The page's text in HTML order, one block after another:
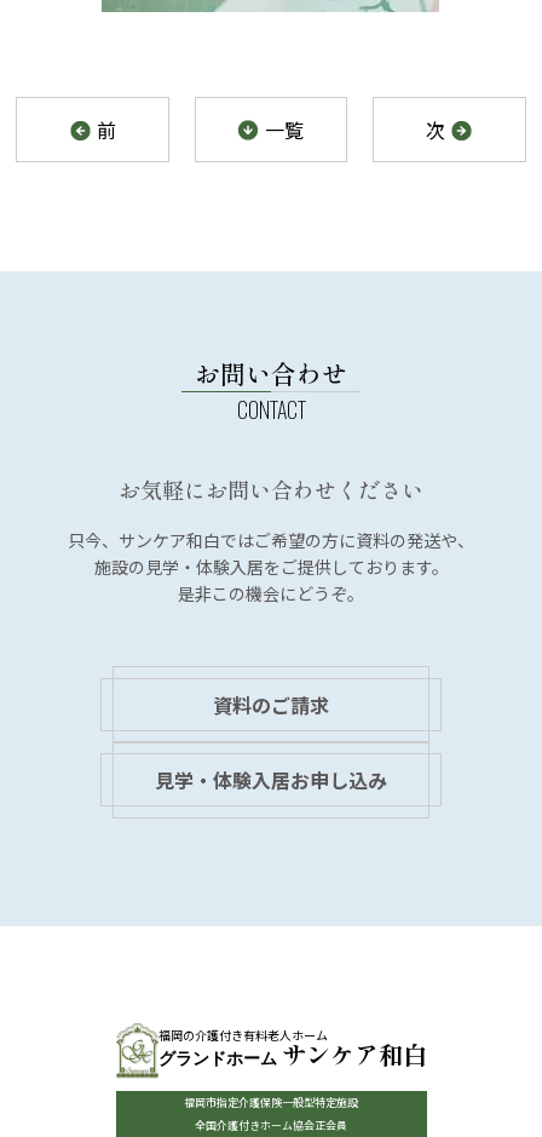
前 一覧 次
お問い合わせ
お気軽にお問い合わせください
只今、サンケア和白ではご希望の方に資料の発送や、
施設の見学・体験入居をご提供しております。
是非この機会にどうぞ。
資料のご請求
見学・体験入居お申し込み
福岡の介護付き有料老人ホーム
グランドホーム サンケア和白
福岡市指定介護保険一般型特定施設
全国介護付きホーム協会正会員